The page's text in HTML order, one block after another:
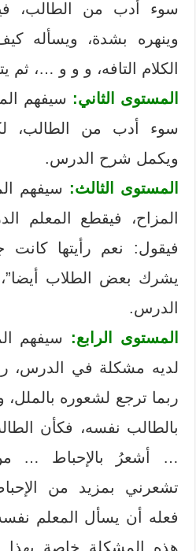
سوء أدب من الطالب،
وينهره بشدة، ويسأله
الكلام التافه، و و و …،
المستوى الثاني: سيفهم
سوء أدب من الطالب،
ويكمل شرح الدرس.
المستوى الثالث: سيفهم
المزاح، فيقطع المعلم
فيقول: نعم رأيتها كانت
يشرك بعض الطلاب
الدرس.
المستوى الرابع: سيفهم
لديه مشكلة في الدرس،
ربما ترجع لشعوره بالملل،
بالطالب نفسه، فكأن
… أشعرُ بالإحباط …
تشعرني بمزيد من
فعله أن يسأل المعلم
هذه المشكلة خاصة بهذا